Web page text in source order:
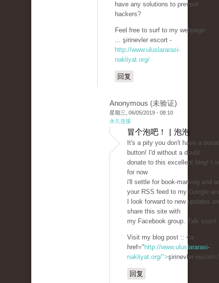
have any solutions to prevent
hackers?
Feel free to surf to my webpage
... şirinevler escort -
http://www.uluslararasi-
nakliyat.org/
回复
Anonymous (未验证)
星期三, 06/05/2019 - 08:10
永久连接
冒个泡吧！ | 泡泡
It's a pity you don't have a
button! I'd without a doubt
donate to this excellent blog! I
for now
i'll settle for book-marking and
your RSS feed to my Google
I look forward to new updates
share this site with
my Facebook group. Talk soon!
Visit my blog post :: <a
href=" http://www.uluslararasi-
nakliyat.org/">şirinevler
回复